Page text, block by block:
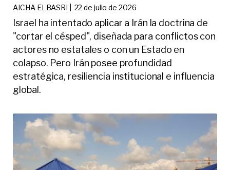
AICHA ELBASRI | 22 de julio de 2026
Israel ha intentado aplicar a Irán la doctrina de
"cortar el césped", diseñada para conflictos con
actores no estatales o con un Estado en
colapso. Pero Irán posee profundidad
estratégica, resiliencia institucional e influencia
global.